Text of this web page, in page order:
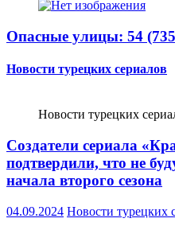
Опасные улицы: 54
Новости турецких сериалов
Новости турецких
Создатели сериала
подтвердили, что не
начала второго сезона
04.09.2024 Новости турецких